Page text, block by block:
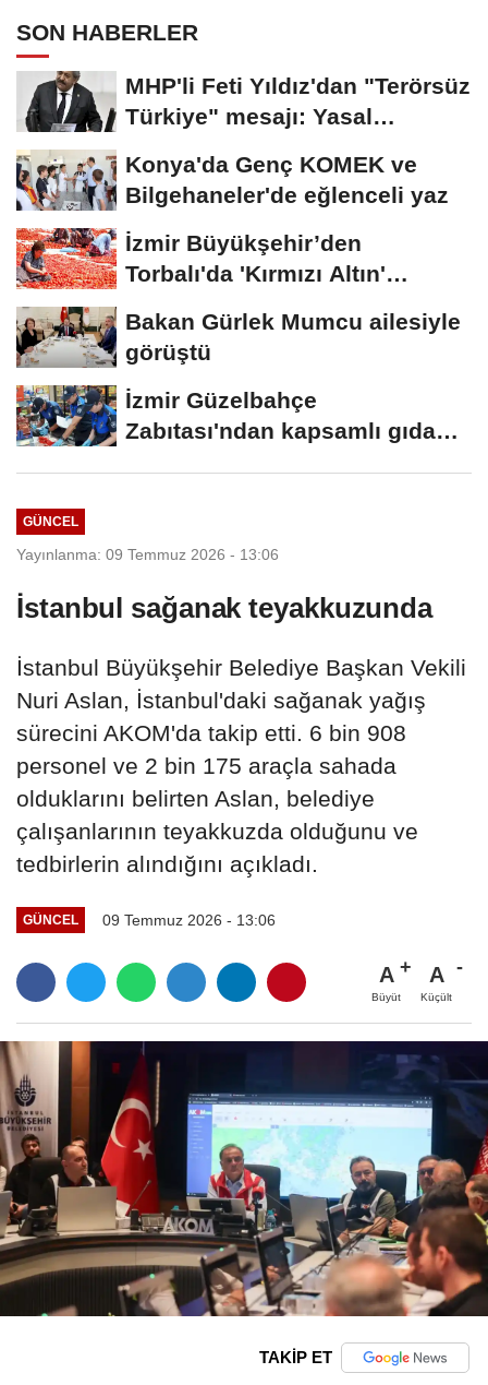
SON HABERLER
MHP'li Feti Yıldız'dan "Terörsüz
Türkiye" mesajı: Yasal
Konya'da Genç KOMEK ve
Bilgehaneler'de eğlenceli yaz
İzmir Büyükşehir’den
Torbalı'da 'Kırmızı Altın'
Bakan Gürlek Mumcu ailesiyle
görüştü
İzmir Güzelbahçe
Zabıtası'ndan kapsamlı gıda
GÜNCEL
Yayınlanma: 09 Temmuz 2026 - 13:06
İstanbul sağanak teyakkuzunda
İstanbul Büyükşehir Belediye Başkan Vekili
Nuri Aslan, İstanbul'daki sağanak yağış
sürecini AKOM'da takip etti. 6 bin 908
personel ve 2 bin 175 araçla sahada
olduklarını belirten Aslan, belediye
çalışanlarının teyakkuzda olduğunu ve
tedbirlerin alındığını açıkladı.
GÜNCEL 09 Temmuz 2026 - 13:06
A
Büyüt
A
Küçült
TAKİP ET